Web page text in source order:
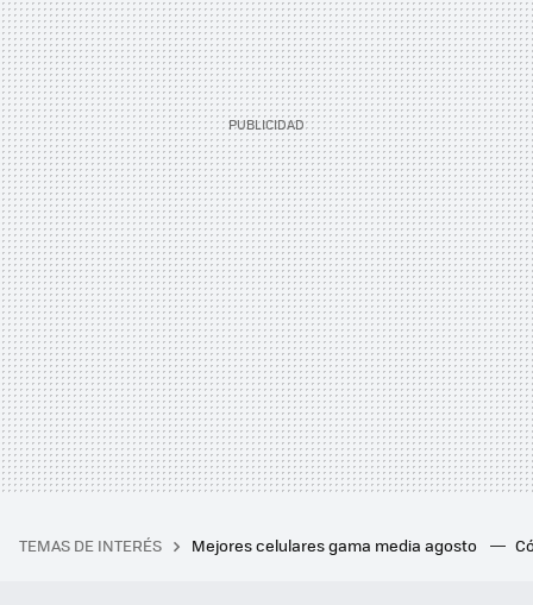
TEMAS DE INTERÉS Mejores celulares gama media agosto